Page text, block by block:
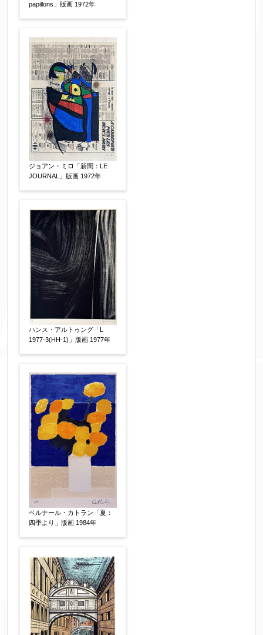
papillons」版画 1972年
ジョアン・ミロ「新聞：LE
JOURNAL」版画 1972年
ハンス・アルトゥング「L
1977-3(HH-1)」版画 1977年
ベルナール・カトラン「夏：
四季より」版画 1984年